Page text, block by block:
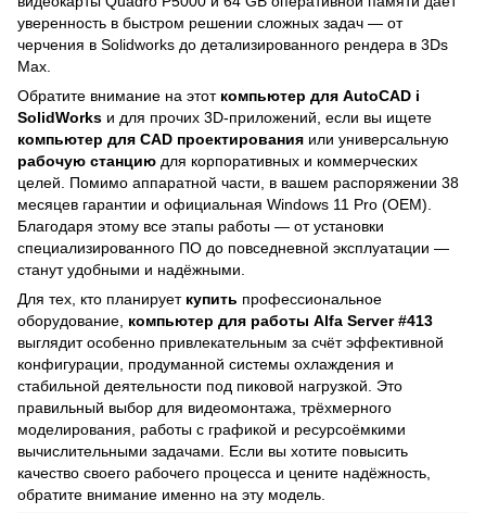
уверенность в быстром решении сложных задач — от
черчения в Solidworks до детализированного рендера в 3Ds
Max.
Обратите внимание на этот компьютер для AutoCAD і
SolidWorks и для прочих 3D-приложений, если вы ищете
компьютер для CAD проектирования или универсальную
рабочую станцию для корпоративных и коммерческих
целей. Помимо аппаратной части, в вашем распоряжении 38
месяцев гарантии и официальная Windows 11 Pro (OEM).
Благодаря этому все этапы работы — от установки
специализированного ПО до повседневной эксплуатации —
станут удобными и надёжными.
Для тех, кто планирует купить профессиональное
оборудование, компьютер для работы Alfa Server #413
выглядит особенно привлекательным за счёт эффективной
конфигурации, продуманной системы охлаждения и
стабильной деятельности под пиковой нагрузкой. Это
правильный выбор для видеомонтажа, трёхмерного
моделирования, работы с графикой и ресурсоёмкими
вычислительными задачами. Если вы хотите повысить
качество своего рабочего процесса и цените надёжность,
обратите внимание именно на эту модель.